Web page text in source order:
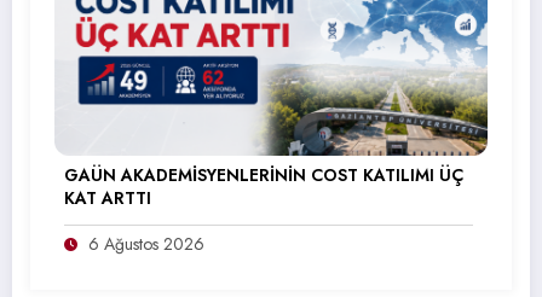
GAÜN AKADEMİSYENLERİNİN COST KATILIMI ÜÇ
KAT ARTTI
6 Ağustos 2026